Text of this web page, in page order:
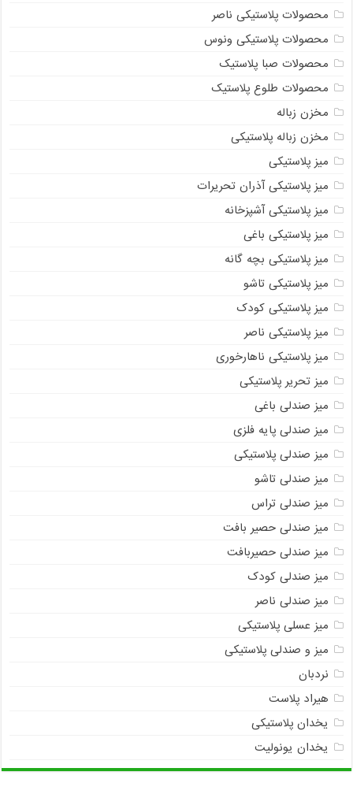
محصولات پلاستیکی ناصر
محصولات پلاستیکی ونوس
محصولات صبا پلاستیک
محصولات طلوع پلاستیک
مخزن زباله
مخزن زباله پلاستیکی
میز پلاستیکی
میز پلاستیکی آذران تحریرات
میز پلاستیکی آشپزخانه
میز پلاستیکی باغی
میز پلاستیکی بچه گانه
میز پلاستیکی تاشو
میز پلاستیکی کودک
میز پلاستیکی ناصر
میز پلاستیکی ناهارخوری
میز تحریر پلاستیکی
میز صندلی باغی
میز صندلی پایه فلزی
میز صندلی پلاستیکی
میز صندلی تاشو
میز صندلی تراس
میز صندلی حصیر بافت
میز صندلی حصیربافت
میز صندلی کودک
میز صندلی ناصر
میز عسلی پلاستیکی
میز و صندلی پلاستیکی
نردبان
هیراد پلاست
یخدان پلاستیکی
یخدان یونولیت